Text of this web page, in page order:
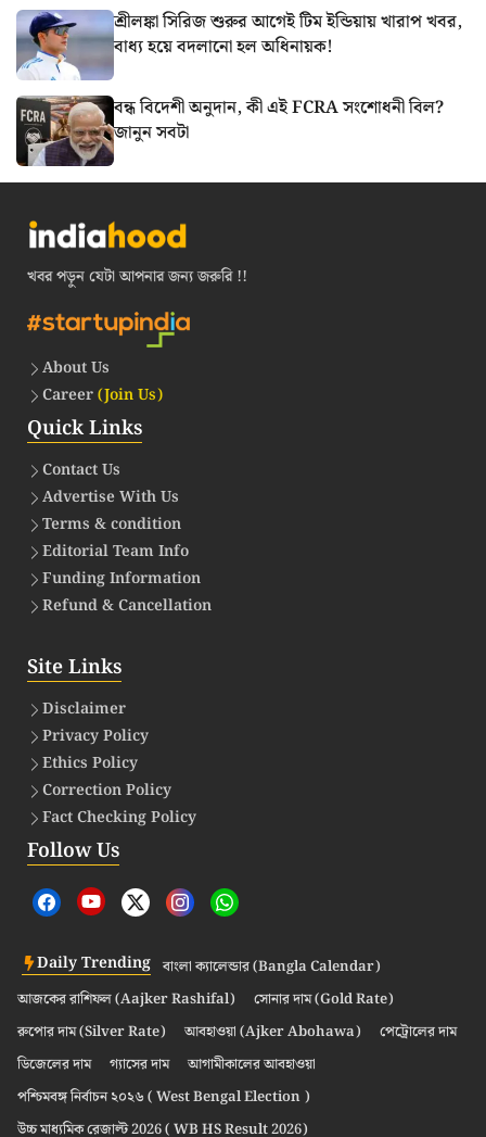
শ্রীলঙ্কা সিরিজ শুরুর আগেই টিম ইন্ডিয়ায় খারাপ খবর,
বাধ্য হয়ে বদলানো হল অধিনায়ক!
বন্ধ বিদেশী অনুদান, কী এই FCRA সংশোধনী বিল?
জানুন সবটা
খবর পড়ুন যেটা আপনার জন্য জরুরি !!
About Us
Career(Join Us)
Quick Links
Contact Us
Advertise With Us
Terms & condition
Editorial Team Info
Funding Information
Refund & Cancellation
Site Links
Disclaimer
Privacy Policy
Ethics Policy
Correction Policy
Fact Checking Policy
Follow Us
Daily Trending বাংলা ক্যালেন্ডার (Bangla Calendar)
আজকের রাশিফল (Aajker Rashifal)
সোনার দাম (Gold Rate)
রুপোর দাম (Silver Rate)
আবহাওয়া (Ajker Abohawa)
পেট্রোলের দাম
ডিজেলের দাম
গ্যাসের দাম
আগামীকালের আবহাওয়া
পশ্চিমবঙ্গ নির্বাচন ২০২৬ ( West Bengal Election )
উচ্চ মাধ্যমিক রেজাল্ট 2026 ( WB HS Result 2026)